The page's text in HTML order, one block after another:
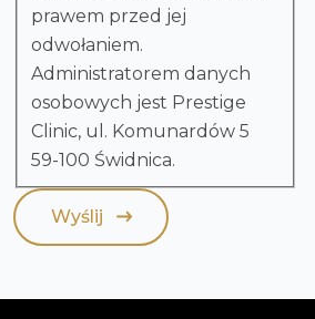
prawem przed jej
odwołaniem.
Administratorem danych
osobowych jest Prestige
Clinic, ul. Komunardów 5
59-100 Świdnica.
Wyślij